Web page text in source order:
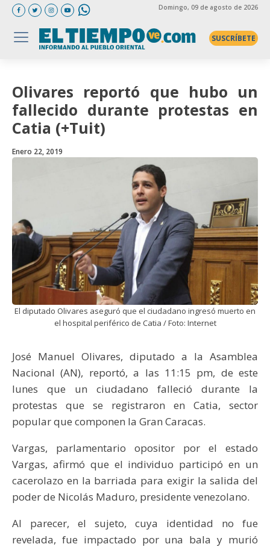
Domingo, 09 de agosto de 2026
SUSCRÍBETE
Olivares reportó que hubo un
fallecido durante protestas en
Catia (+Tuit)
Enero 22, 2019
El diputado Olivares aseguró que el ciudadano ingresó muerto en
el hospital periférico de Catia / Foto: Internet
José Manuel Olivares, diputado a la Asamblea
Nacional (AN), reportó, a las 11:15 pm, de este
lunes que un ciudadano falleció durante la
protestas que se registraron en Catia, sector
popular que componen la Gran Caracas.
Vargas, parlamentario opositor por el estado
Vargas, afirmó que el individuo participó en un
cacerolazo en la barriada para exigir la salida del
poder de Nicolás Maduro, presidente venezolano.
Al parecer, el sujeto, cuya identidad no fue
revelada, fue impactado por una bala y murió